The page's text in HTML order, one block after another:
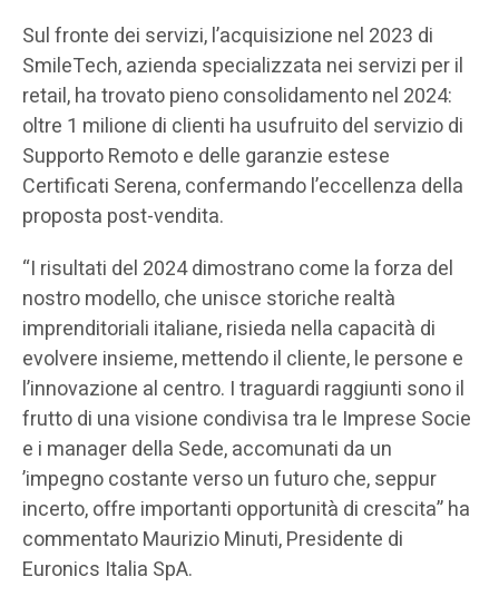
Sul fronte dei servizi, l’acquisizione nel 2023 di
SmileTech, azienda specializzata nei servizi per il
retail, ha trovato pieno consolidamento nel 2024:
oltre 1 milione di clienti ha usufruito del servizio di
Supporto Remoto e delle garanzie estese
Certificati Serena, confermando l’eccellenza della
proposta post-vendita.
“I risultati del 2024 dimostrano come la forza del
nostro modello, che unisce storiche realtà
imprenditoriali italiane, risieda nella capacità di
evolvere insieme, mettendo il cliente, le persone e
l’innovazione al centro. I traguardi raggiunti sono il
frutto di una visione condivisa tra le Imprese Socie
e i manager della Sede, accomunati da un
’impegno costante verso un futuro che, seppur
incerto, offre importanti opportunità di crescita” ha
commentato Maurizio Minuti, Presidente di
Euronics Italia SpA.